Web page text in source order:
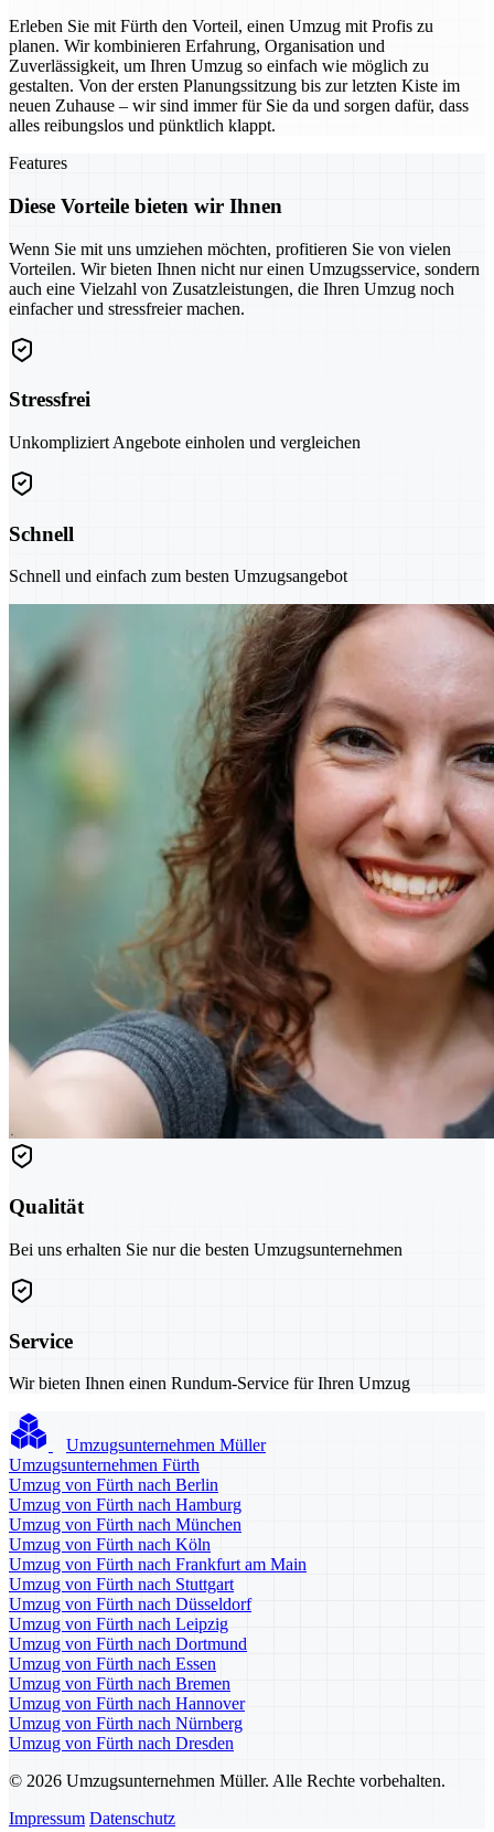
Erleben Sie mit Fürth den Vorteil, einen Umzug mit Profis zu
planen. Wir kombinieren Erfahrung, Organisation und
Zuverlässigkeit, um Ihren Umzug so einfach wie möglich zu
gestalten. Von der ersten Planungssitzung bis zur letzten Kiste im
neuen Zuhause – wir sind immer für Sie da und sorgen dafür, dass
alles reibungslos und pünktlich klappt.
Features
Diese Vorteile bieten wir Ihnen
Wenn Sie mit uns umziehen möchten, profitieren Sie von vielen
Vorteilen. Wir bieten Ihnen nicht nur einen Umzugsservice, sondern
auch eine Vielzahl von Zusatzleistungen, die Ihren Umzug noch
einfacher und stressfreier machen.
Stressfrei
Unkompliziert Angebote einholen und vergleichen
Schnell
Schnell und einfach zum besten Umzugsangebot
Qualität
Bei uns erhalten Sie nur die besten Umzugsunternehmen
Service
Wir bieten Ihnen einen Rundum-Service für Ihren Umzug
Umzugsunternehmen Müller
Umzugsunternehmen Fürth
Umzug von Fürth nach Berlin
Umzug von Fürth nach Hamburg
Umzug von Fürth nach München
Umzug von Fürth nach Köln
Umzug von Fürth nach Frankfurt am Main
Umzug von Fürth nach Stuttgart
Umzug von Fürth nach Düsseldorf
Umzug von Fürth nach Leipzig
Umzug von Fürth nach Dortmund
Umzug von Fürth nach Essen
Umzug von Fürth nach Bremen
Umzug von Fürth nach Hannover
Umzug von Fürth nach Nürnberg
Umzug von Fürth nach Dresden
© 2026 Umzugsunternehmen Müller. Alle Rechte vorbehalten.
Impressum Datenschutz